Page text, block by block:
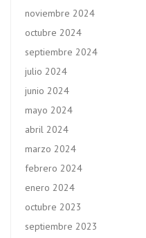
noviembre 2024
octubre 2024
septiembre 2024
julio 2024
junio 2024
mayo 2024
abril 2024
marzo 2024
febrero 2024
enero 2024
octubre 2023
septiembre 2023